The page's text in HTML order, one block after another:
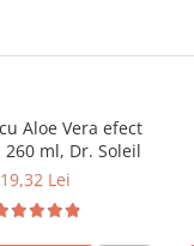
Aloe Vera efect
ml, Dr. Soleil
19,32 Lei